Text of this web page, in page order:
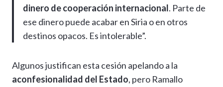
dinero de cooperación internacional. Parte de
ese dinero puede acabar en Siria o en otros
destinos opacos. Es intolerable”.
Algunos justifican esta cesión apelando a la
aconfesionalidad del Estado, pero Ramallo